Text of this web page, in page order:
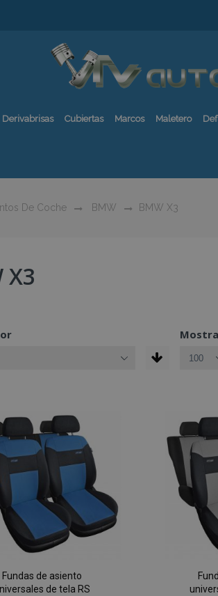
Derivabrisas Cubiertas Marcos Maletero
De Coche BMW BMW X3
X3
Fundas de asiento
de tela RS